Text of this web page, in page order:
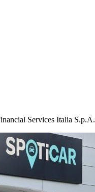
Services Italia S.p.A.